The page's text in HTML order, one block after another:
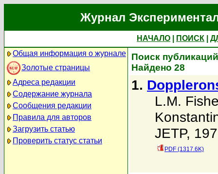
Журнал
НАЧАЛО ПОИСК
Общая информация о журнале
Золотые страницы
Адреса редакции
Содержание журнала
Сообщения редакции
Правила для авторов
Загрузить статью
Проверить статус статьи
Поиск
Найдено 28
1.
L.M.
JETP,
PDF (1317.6K)